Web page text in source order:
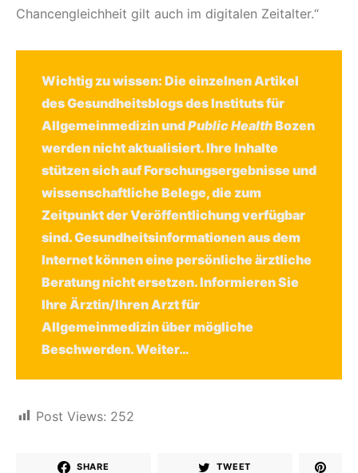
Chancengleichheit gilt auch im digitalen Zeitalter.“
Wichtig zu wissen: Die einzelnen Artikel
des Gesundheitsblogs des Instituts für
Allgemeinmedizin undPublic HealthBozen
werden nicht aktualisiert. Ihre Inhalte
stützen sich auf Forschungsergebnisse und
wissenschaftliche Belege, die zum
Zeitpunkt der Veröffentlichung verfügbar
sind. Gesundheitsinformationen aus dem
Internet können eine persönliche ärztliche
Beratung nicht ersetzen. Informieren Sie
Ihre Ärztin/Ihren Arzt für
Allgemeinmedizin über mögliche
Beschwerden.Weiter…
Post Views: 252
SHARE TWEET